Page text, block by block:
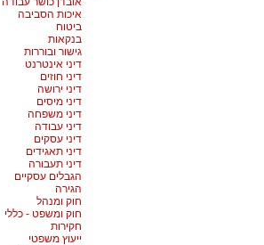
איכות הסביבה
ביטוח
בנקאות
גישור ובוררות
דיני אינטרנט
דיני חוזים
דיני ירושה
דיני מיסים
דיני משפחה
דיני עבודה
דיני עסקים
דיני תאגידים
דיני תעבורה
הגבלים עסקיים
הגירה
חוק ומנהל
חוק ומשפט - כללי
חקירות
ייעוץ משפטי